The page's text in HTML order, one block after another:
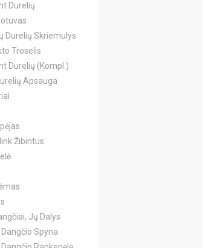
Durelių
Durelių Skriemulys
Troselis
Durelių (Kompl.)
Apsauga
Žibintus
Jų Dalys
Spyna